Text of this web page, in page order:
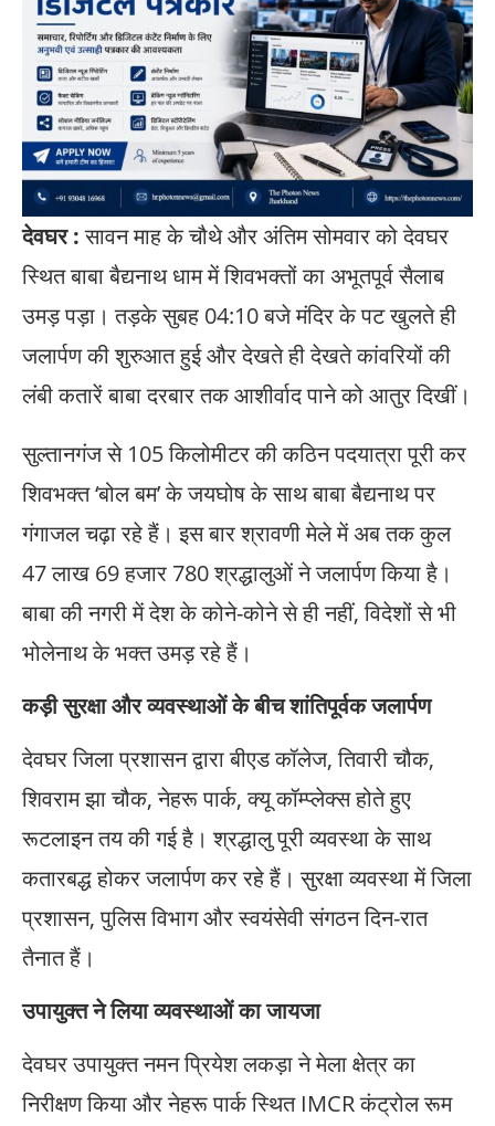
देवघर :सावन माह के चौथे और अंतिम सोमवार को देवघर
स्थित बाबा बैद्यनाथ धाम में शिवभक्तों का अभूतपूर्व सैलाब
उमड़ पड़ा। तड़के सुबह 04:10 बजे मंदिर के पट खुलते ही
जलार्पण की शुरुआत हुई और देखते ही देखते कांवरियों की
लंबी कतारें बाबा दरबार तक आशीर्वाद पाने को आतुर दिखीं।
सुल्तानगंज से 105 किलोमीटर की कठिन पदयात्रा पूरी कर
शिवभक्त ‘बोल बम’ के जयघोष के साथ बाबा बैद्यनाथ पर
गंगाजल चढ़ा रहे हैं। इस बार श्रावणी मेले में अब तक कुल
47 लाख 69 हजार 780 श्रद्धालुओं ने जलार्पण किया है।
बाबा की नगरी में देश के कोने-कोने से ही नहीं, विदेशों से भी
भोलेनाथ के भक्त उमड़ रहे हैं।
कड़ी सुरक्षा और व्यवस्थाओं के बीच शांतिपूर्वक जलार्पण
देवघर जिला प्रशासन द्वारा बीएड कॉलेज, तिवारी चौक,
शिवराम झा चौक, नेहरू पार्क, क्यू कॉम्प्लेक्स होते हुए
रूटलाइन तय की गई है। श्रद्धालु पूरी व्यवस्था के साथ
कतारबद्ध होकर जलार्पण कर रहे हैं। सुरक्षा व्यवस्था में जिला
प्रशासन, पुलिस विभाग और स्वयंसेवी संगठन दिन-रात
तैनात हैं।
उपायुक्त ने लिया व्यवस्थाओं का जायजा
देवघर उपायुक्त नमन प्रियेश लकड़ा ने मेला क्षेत्र का
निरीक्षण किया और नेहरू पार्क स्थित IMCR कंट्रोल रूम